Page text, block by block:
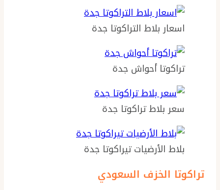
اسعار بلاط التراكوتا جدة
تراكوتا أحواش جدة
سعر بلاط تراكوتا جدة
بلاط الأرضيات تيراكوتا جدة
تراكوتا الخزف السعودي